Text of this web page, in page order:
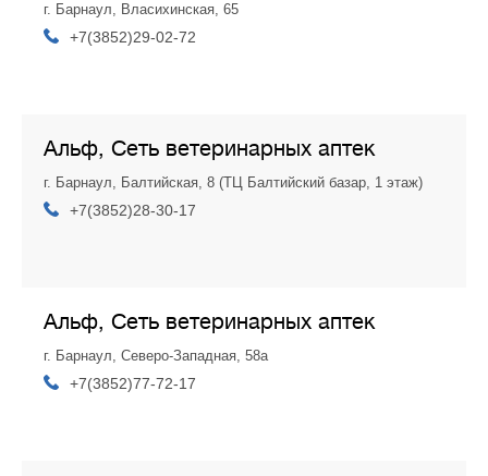
г. Барнаул, Власихинская, 65
+7(3852)29-02-72
Альф, Сеть ветеринарных аптек
г. Барнаул, Балтийская, 8 (ТЦ Балтийский базар, 1 этаж)
+7(3852)28-30-17
Альф, Сеть ветеринарных аптек
г. Барнаул, Северо-Западная, 58а
+7(3852)77-72-17